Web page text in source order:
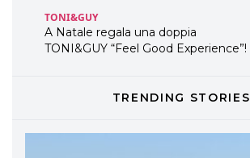
TONI&GUY
LABEL.M lancia la sua innovativa ed
TRENDING STORIES